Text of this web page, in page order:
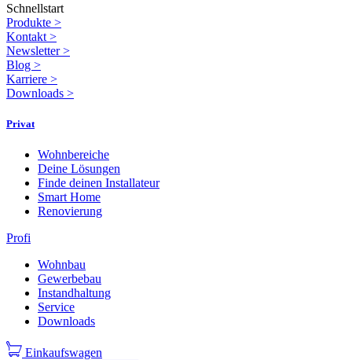
Schnellstart
Produkte >
Kontakt >
Newsletter>
Blog >
Karriere >
Downloads >
Privat
Wohnbereiche
Deine Lösungen
Finde deinen Installateur
Smart Home
Renovierung
Profi
Wohnbau
Gewerbebau
Instandhaltung
Service
Downloads
Einkaufswagen